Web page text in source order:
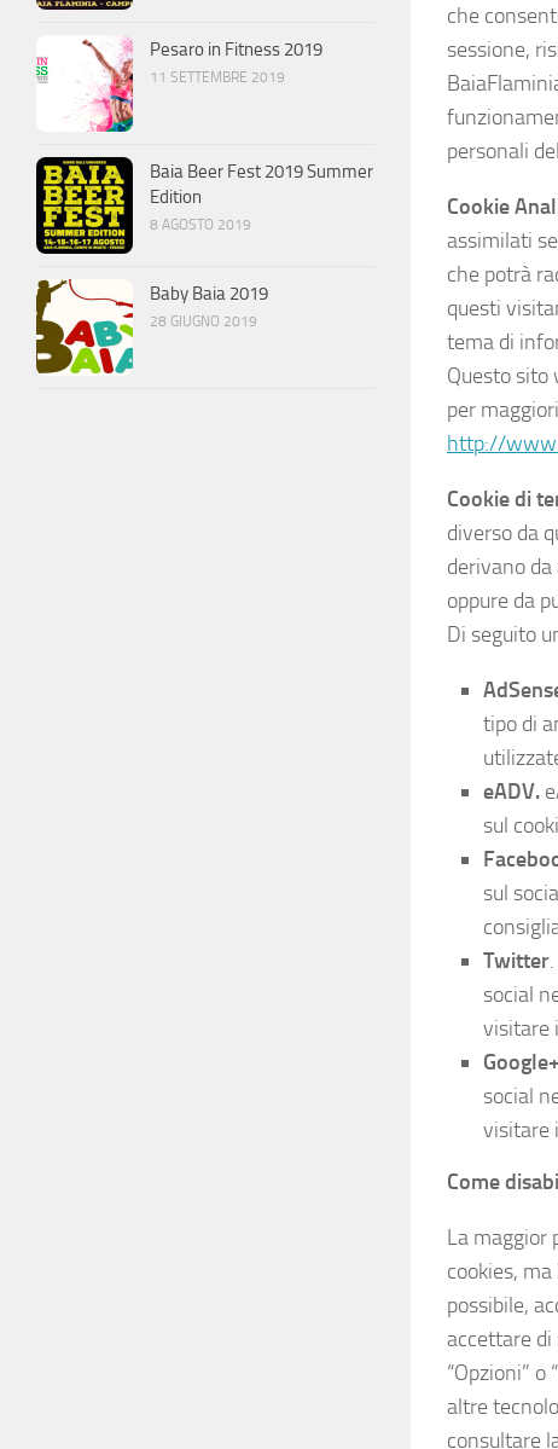
che
sessione,
personali
Cookie
assimilati
che potrà
questi
tema di
Questo sito
per
http://
Cookie di
diverso da
derivano
oppure da
Di seguito
tipo di
eADV.
sul
sul
Twitter
social
visitare
social
visitare
Come
La maggior
cookies,
possibile,
accettare
“Opzioni”
altre
consultare
Pesaro in Fitness 2019
11 SETTEMBRE 2019
Baia Beer Fest 2019 Summer
Edition
8 AGOSTO 2019
Baby Baia 2019
28 GIUGNO 2019